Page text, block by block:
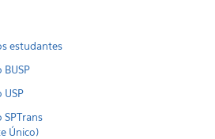
estudantes
BUSP
USP
SPTrans
Único)